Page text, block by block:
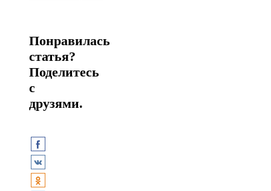
Понравилась
статья?
Поделитесь
с
друзями.